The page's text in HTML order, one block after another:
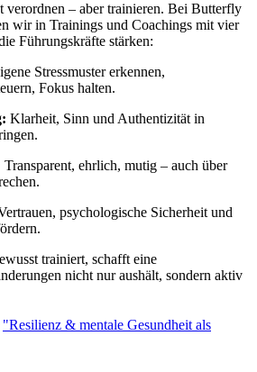
verordnen – aber trainieren. Bei Butterfly
wir in Trainings und Coachings mit vier
Führungskräfte stärken:
Stressmuster erkennen,
Fokus halten.
Klarheit, Sinn und Authentizität in
Transparent, ehrlich, mutig – auch über
psychologische Sicherheit und
trainiert, schafft eine
nicht nur aushält, sondern aktiv
"Resilienz & mentale Gesundheit als